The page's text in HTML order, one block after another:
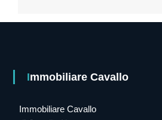
Immobiliare Cavallo
Immobiliare Cavallo